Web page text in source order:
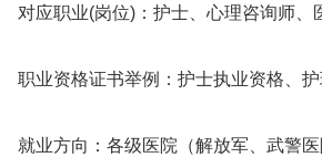
对应职业(岗位)：护士、心理咨询师、
职业资格证书举例：护士执业资格、
就业方向：各级医院（解放军、武警